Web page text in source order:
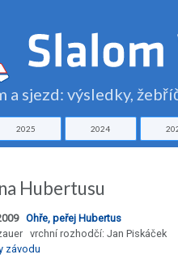
a sjezd: výsledky,
2025 2024
Hubertusu
Ohře, peřej Hubertus
vrchní rozhodčí: Jan Piskáček
závodu